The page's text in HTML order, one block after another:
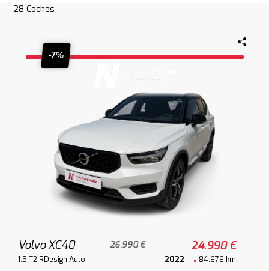
28 Coches
-7%
Volvo XC40 26.990 € 24.990 €
1.5 T2 RDesign Auto 2022 84.676 km